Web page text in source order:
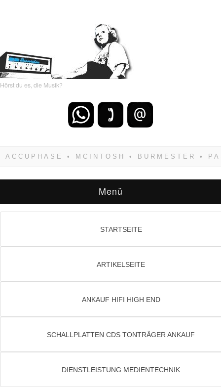
Hörst du es, die Musik?
zwangsläufig siegen! Und noch was: Hifi
Menü
STARTSEITE
ARTIKELSEITE
ANKAUF HIFI HIGH END
SCHALLPLATTEN CDS TONTRÄGER ANKAUF
DIENSTLEISTUNG MEDIENTECHNIK